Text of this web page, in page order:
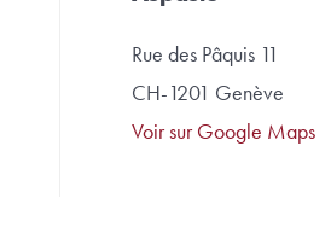
Rue des Pâquis 11
CH-1201 Genève
Voir sur Google Maps